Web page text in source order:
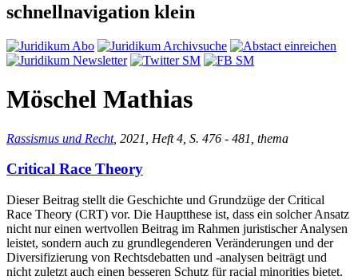
schnellnavigation klein
Möschel Mathias
Rassismus und Recht, 2021, Heft 4, S. 476 - 481, thema
Critical Race Theory
Dieser Beitrag stellt die Geschichte und Grundzüge der Critical
Race Theory (CRT) vor. Die Hauptthese ist, dass ein solcher Ansatz
nicht nur einen wertvollen Beitrag im Rahmen juristischer Analysen
leistet, sondern auch zu grundlegenderen Veränderungen und der
Diversifizierung von Rechtsdebatten und -analysen beiträgt und
nicht zuletzt auch einen besseren Schutz für racial minorities bietet.